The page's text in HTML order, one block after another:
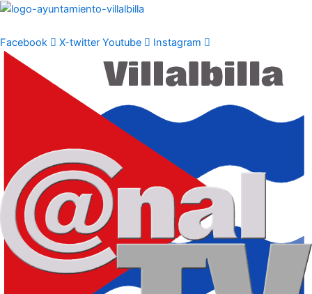
Ir
contenido
Facebook X-twitter Youtube Instagram